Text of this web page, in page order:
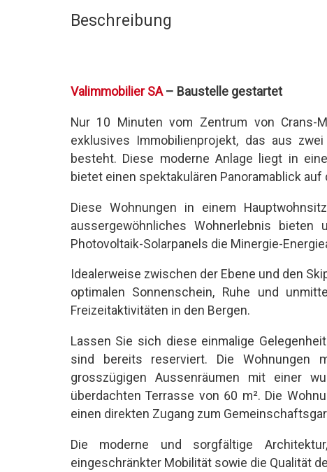
Beschreibung
Valimmobilier SA– Baustelle gestartet
Nur 10 Minuten vom Zentrum von Crans-
exklusives Immobilienprojekt, das aus
besteht. Diese moderne Anlage liegt in
bietet einen spektakulären Panoramablick auf
Diese Wohnungen in einem
aussergewöhnliches Wohnerlebnis bieten
Photovoltaik-Solarpanels die Minergie-
Idealerweise zwischen der Ebene und den
optimalen Sonnenschein, Ruhe und
Freizeitaktivitäten in den Bergen.
Lassen Sie sich diese einmalige
sind bereits reserviert. Die Wohnungen
grosszügigen Aussenräumen mit einer
überdachten Terrasse von 60 m². Die
einen direkten Zugang zum
Die moderne und sorgfältige
eingeschränkter Mobilität sowie die Qualität